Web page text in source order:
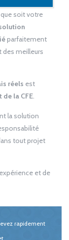
soit votre
parfaitement
meilleurs
réels est
de la CFE.
la solution
tout projet
et de
rapidement